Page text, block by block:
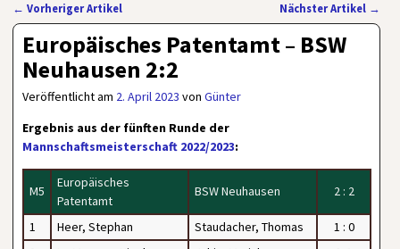
Artikelnavigation
← Vorheriger Artikel Nächster Artikel →
Europäisches Patentamt – BSW
Neuhausen 2:2
Veröffentlicht am 2. April 2023 vonGünter
Ergebnis aus der fünften Runde der
Mannschaftsmeisterschaft 2022/2023:
M5
Europäisches
Patentamt
BSW Neuhausen 2 : 2
1 Heer, Stephan Staudacher, Thomas
1 : 0